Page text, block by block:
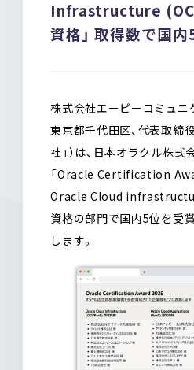
Infrastructure
資格」 取得数で国内
株式会社エーピーコミュニ
東京都千代田区、代表取締役
社」）は、日本オラクル株式
「Oracle Certification
Oracle Cloud
資格の部門で国内5位を受
します。